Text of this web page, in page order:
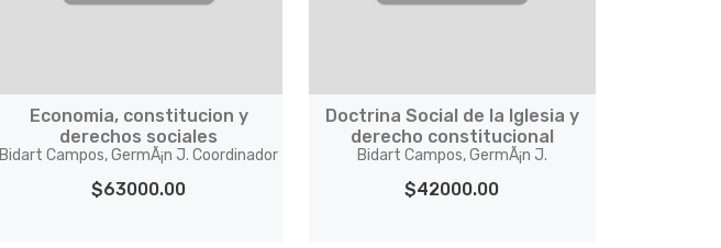
Economia, constitucion y
derechos sociales
Bidart Campos, GermÃ¡n J. Coordinador
$63000.00
Doctrina Social de la Iglesia y
derecho constitucional
Bidart Campos, GermÃ¡n J.
$42000.00